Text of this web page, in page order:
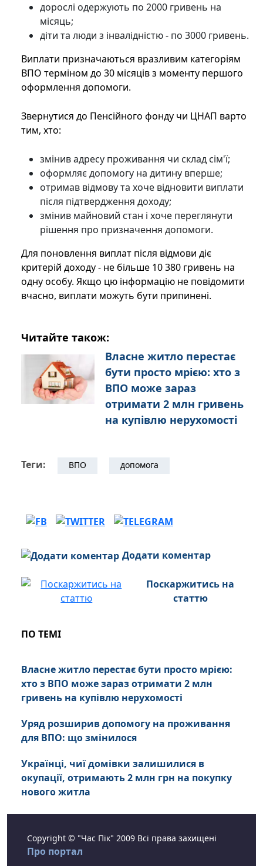
дорослі одержують по 2000 гривень на
місяць;
діти та люди з інвалідністю - по 3000 гривень.
Виплати призначаються вразливим категоріям
ВПО терміном до 30 місяців з моменту першого
оформлення допомоги.
Звернутися до Пенсійного фонду чи ЦНАП варто
тим, хто:
змінив адресу проживання чи склад сім'ї;
оформляє допомогу на дитину вперше;
отримав відмову та хоче відновити виплати
після підтвердження доходу;
змінив майновий стан і хоче переглянути
рішення про призначення допомоги.
Для поновлення виплат після відмови діє
критерій доходу - не більше 10 380 гривень на
одну особу. Якщо цю інформацію не повідомити
вчасно, виплати можуть бути припинені.
Читайте також:
Власне житло перестає
бути просто мрією: хто з
ВПО може зараз
отримати 2 млн гривень
на купівлю нерухомості
Теги: ВПО допомога
Додати коментар
Поскаржитись на
статтю
ПО ТЕМІ
Власне житло перестає бути просто мрією:
хто з ВПО може зараз отримати 2 млн
гривень на купівлю нерухомості
Уряд розширив допомогу на проживання
для ВПО: що змінилося
Українці, чиї домівки залишилися в
окупації, отримають 2 млн грн на покупку
нового житла
Copyright © "Час Пік" 2009 Всі права захищені
Про портал